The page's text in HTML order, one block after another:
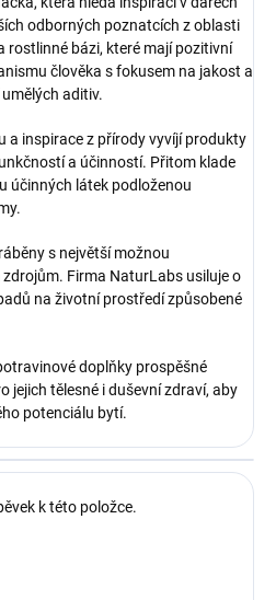
odborných poznatcích z oblasti
rostlinné bázi, které mají pozitivní
člověka s fokusem na jakost a
aditiv.
a inspirace z přírody vyvíjí produkty
a účinností. Přitom klade
účinných látek podloženou
s největší možnou
Firma NaturLabs usiluje o
na životní prostředí způsobené
doplňky prospěšné
jejich tělesné i duševní zdraví, aby
potenciálu bytí.
k této položce.